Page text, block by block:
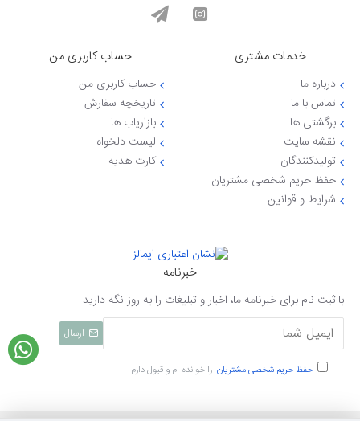
خدمات مشتری
درباره ما
تماس با ما
برگشتی ها
نقشه سایت
تولیدکنندگان
حفظ حریم شخصی مشتریان
شرایط و قوانین
حساب کاربری من
حساب کاربری من
تاریخچه سفارش
بازاریاب ها
لیست دلخواه
کارت هدیه
خبرنامه
با ثبت نام برای خبرنامه ما، اخبار و تبلیغات را به روز نگه دارید
ارسال
حفظ حریم شخصی مشتریان را خوانده ام و قبول دارم